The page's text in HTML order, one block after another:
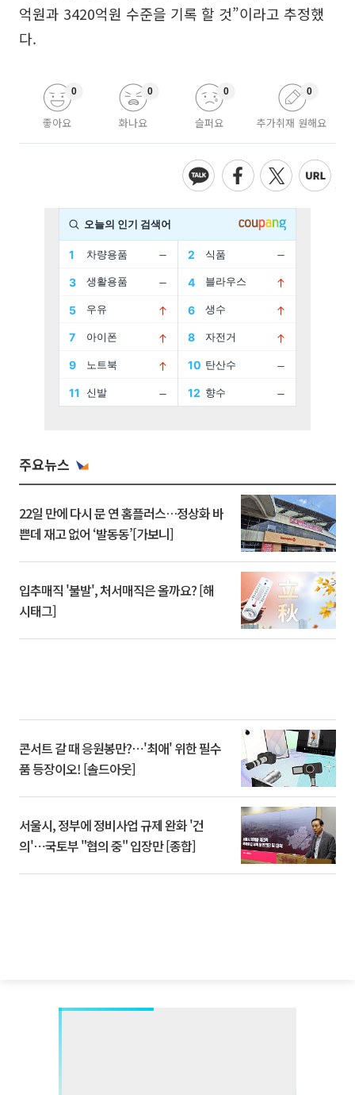
억원과 3420억원 수준을 기록 할 것”이라고 추정했
다.
좋아요
0
화나요
0
슬퍼요
0
추가취재 원해요
0
주요뉴스
22일 만에 다시 문 연 홈플러스…정상화 바
쁜데 재고 없어 ‘발동동’[가보니]
입추매직 '불발', 처서매직은 올까요? [해
시태그]
콘서트 갈 때 응원봉만?⋯'최애' 위한 필수
품 등장이오! [솔드아웃]
서울시, 정부에 정비사업 규제 완화 '건
의'⋯국토부 "협의 중" 입장만 [종합]